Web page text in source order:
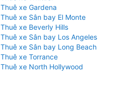
Thuê xe Gardena
Thuê xe Sân bay El Monte
Thuê xe Beverly Hills
Thuê xe Sân bay Los Angeles
Thuê xe Sân bay Long Beach
Thuê xe Torrance
Thuê xe North Hollywood